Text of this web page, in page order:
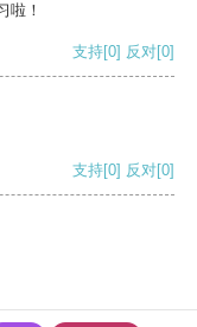
啦！
支持[0] 反对[0]
支持[0] 反对[0]